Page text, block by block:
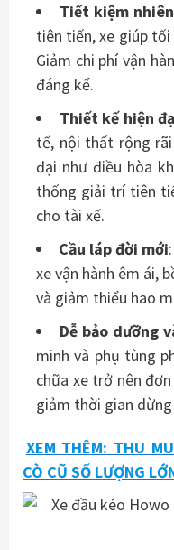
Tiết kiệm
tiên tiến, xe giúp
Giảm chi phí vận
đáng kể.
Thiết kế hiện
tế, nội thất rộng
đại như điều hòa
thống giải trí tiên
cho tài xế.
Cầu láp đời mới
xe vận hành êm ái,
và giảm thiểu hao
Dễ bảo dưỡng
minh và phụ tùng
chữa xe trở nên
giảm thời gian dừng
XEM THÊM: THU
CÒ CŨ SỐ LƯỢNG